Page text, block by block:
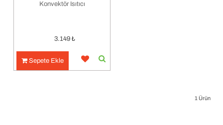
Konvektör Isıtıcı
3.149₺
Sepete Ekle
1 Ürün